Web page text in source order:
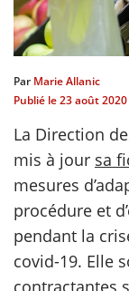
Par Marie Allanic
Publié le23 août 2020
La Direction
mis à jour sa
mesures
procédure et
pendant la
covid-19. Elle
contractantes